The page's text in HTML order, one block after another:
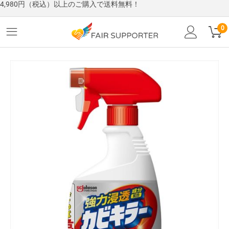
4,980円（税込）以上のご購入で送料無料！
0